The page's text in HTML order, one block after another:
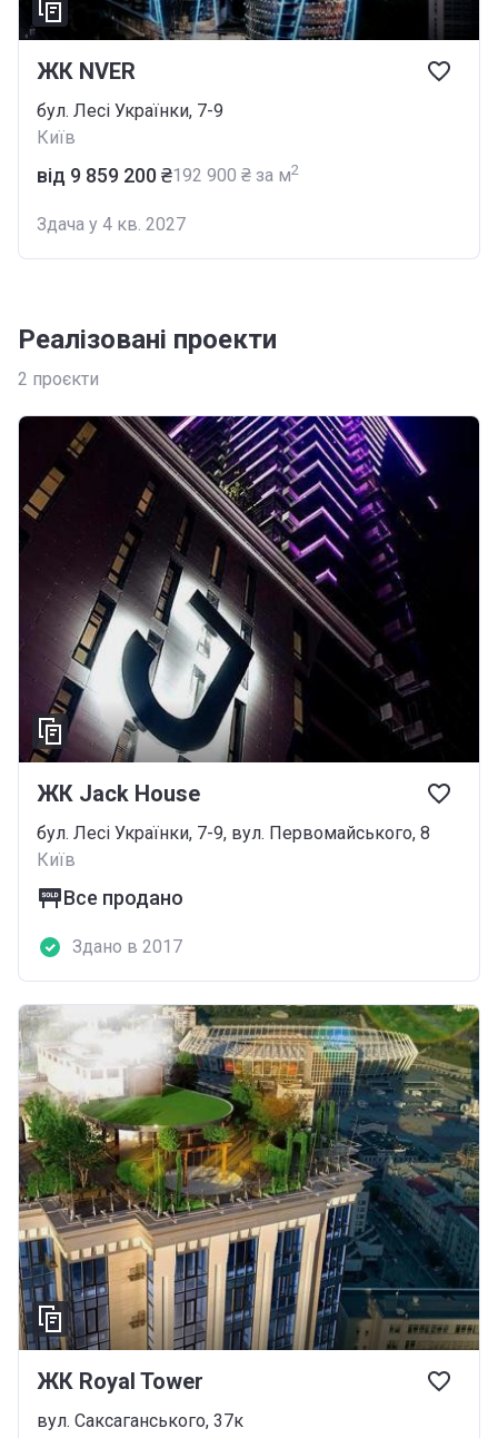
ЖК NVER
бул. Лесі Українки, 7-9
Київ
від ‍9 859 200 ₴‍192 900 ₴ за м2
Здача у 4 кв. 2027
Реалізовані проекти
2 проєкти
ЖК Jack House
бул. Лесі Українки, 7-9, вул. Первомайського, 8
Київ
Все продано
Здано в 2017
ЖК Royal Tower
вул. Саксаганського, 37к